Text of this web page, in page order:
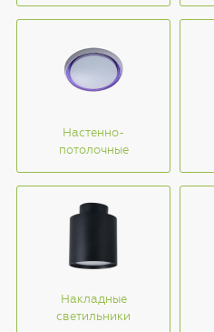
Настенно-
потолочные
Накладные
светильники